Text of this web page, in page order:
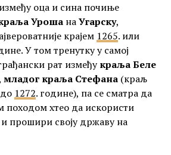
оца и сина почиње
УрошанаУгарску,
крајем 1265. или
У том тренутку у самој
рат измеђукраља Беле
младог краља Стефана(краљ
1272. године), па се сматра да
походом хтео да искористи
и прошири своју државу на